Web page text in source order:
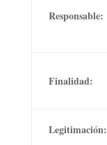
Responsable:
Finalidad:
Legitimación: